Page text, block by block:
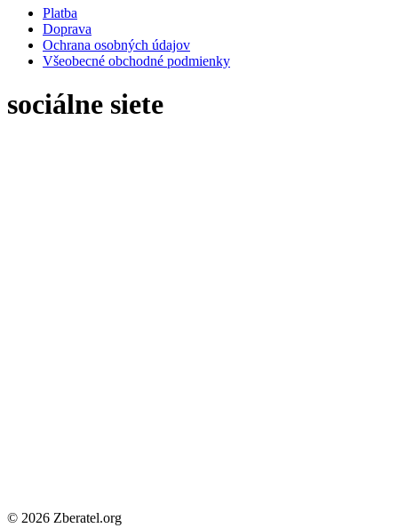
Platba
Doprava
Ochrana osobných údajov
Všeobecné obchodné podmienky
sociálne siete
© 2026 Zberatel.org